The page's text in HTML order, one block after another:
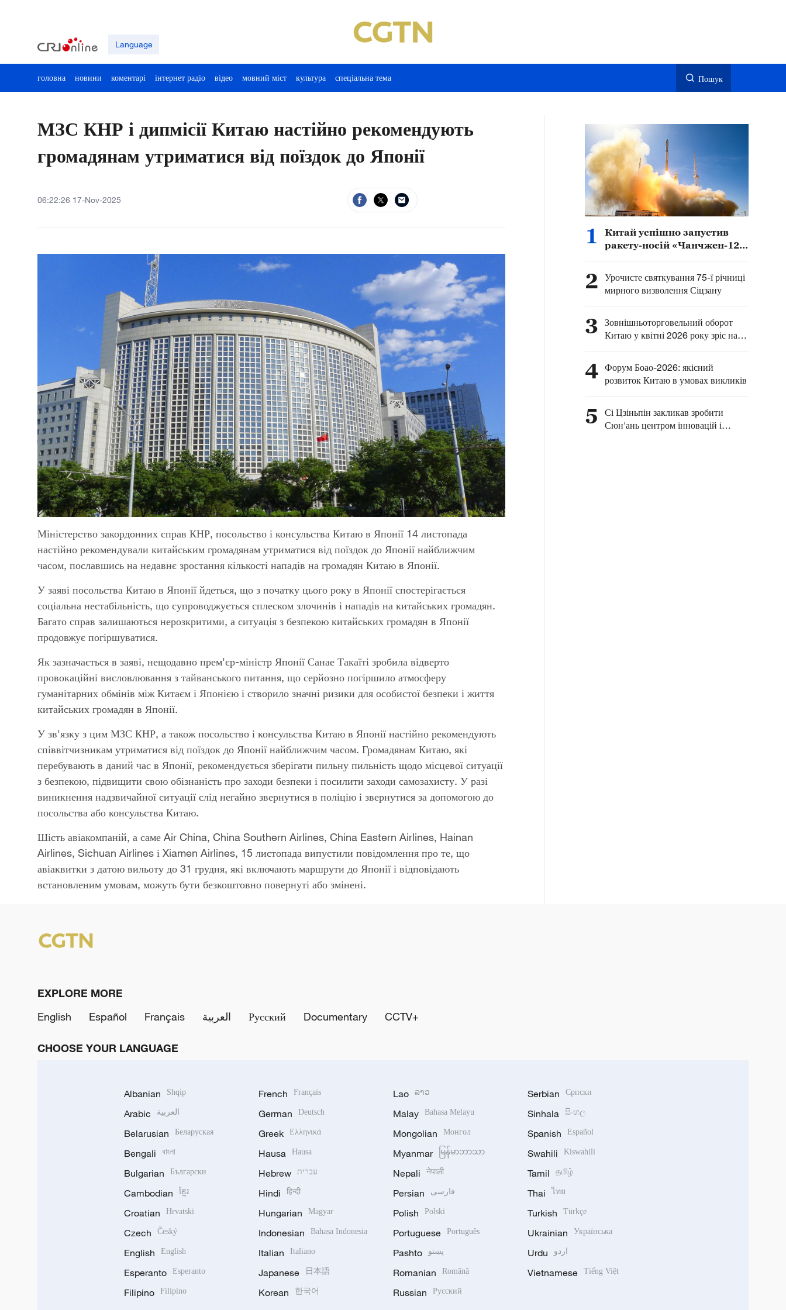
Language
головна новини коментарі інтернет радіо відео мовний міст культура спеціальна тема Пошук
МЗС КНР і дипмісії Китаю настійно рекомендують
громадянам утриматися від поїздок до Японії
06:22:26 17-Nov-2025
Міністерство закордонних справ КНР, посольство і консульства Китаю в Японії 14 листопада
настійно рекомендували китайським громадянам утриматися від поїздок до Японії найближчим
часом, пославшись на недавнє зростання кількості нападів на громадян Китаю в Японії.
У заяві посольства Китаю в Японії йдеться, що з початку цього року в Японії спостерігається
соціальна нестабільність, що супроводжується сплеском злочинів і нападів на китайських громадян.
Багато справ залишаються нерозкритими, а ситуація з безпекою китайських громадян в Японії
продовжує погіршуватися.
Як зазначається в заяві, нещодавно прем'єр-міністр Японії Санае Такаїті зробила відверто
провокаційні висловлювання з тайванського питання, що серйозно погіршило атмосферу
гуманітарних обмінів між Китаєм і Японією і створило значні ризики для особистої безпеки і життя
китайських громадян в Японії.
У зв'язку з цим МЗС КНР, а також посольство і консульства Китаю в Японії настійно рекомендують
співвітчизникам утриматися від поїздок до Японії найближчим часом. Громадянам Китаю, які
перебувають в даний час в Японії, рекомендується зберігати пильну пильність щодо місцевої ситуації
з безпекою, підвищити свою обізнаність про заходи безпеки і посилити заходи самозахисту. У разі
виникнення надзвичайної ситуації слід негайно звернутися в поліцію і звернутися за допомогою до
посольства або консульства Китаю.
Шість авіакомпаній, а саме Air China, China Southern Airlines, China Eastern Airlines, Hainan
Airlines, Sichuan Airlines і Xiamen Airlines, 15 листопада випустили повідомлення про те, що
авіаквитки з датою вильоту до 31 грудня, які включають маршрути до Японії і відповідають
встановленим умовам, можуть бути безкоштовно повернуті або змінені.
1
Китай успішно запустив
ракету-носій «Чанчжен-12B
2 Урочисте святкування 75-ї річниці
мирного визволення Сіцзану
3 Зовнішньоторговельний оборот
Китаю у квітні 2026 року зріс на
14,2%
4 Форум Боао-2026: якісний
розвиток Китаю в умовах викликів
5
Сі Цзіньпін закликав зробити
Сюн'ань центром інновацій і
EXPLORE MORE
English
Español Français العربية Русский Documentary CCTV+
CHOOSE YOUR LANGUAGE
Albanian Shqip
Arabic العربية
Belarusian Беларуская
Bengali বাংলা
Bulgarian Български
Cambodian ខ្មែរ
Croatian Hrvatski
Czech Český
English English
Esperanto Esperanto
Filipino Filipino
French Français
German Deutsch
Greek Ελληνικά
Hausa Hausa
Hebrew עברית
Hindi हिन्दी
Hungarian Magyar
Indonesian Bahasa Indonesia
Italian Italiano
Japanese 日本語
Korean 한국어
Lao ລາວ
Malay Bahasa Melayu
Mongolian Монгол
Myanmar မြန်မာဘာသာ
Nepali नेपाली
Persian فارسی
Polish Polski
Portuguese Português
Pashto پښتو
Romanian Română
Russian Русский
Serbian Српски
Sinhala සිංහල
Spanish Español
Swahili Kiswahili
Tamil தமிழ்
Thai ไทย
Turkish Türkçe
Ukrainian Українська
Urdu اردو
Vietnamese Tiếng Việt